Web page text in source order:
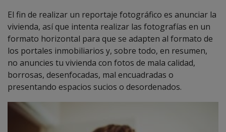
El fin de realizar un reportaje fotográfico es anunciar la
vivienda, así que intenta realizar las fotografías en un
formato horizontal para que se adapten al formato de
los portales inmobiliarios y, sobre todo, en resumen,
no anuncies tu vivienda con fotos de mala calidad,
borrosas, desenfocadas, mal encuadradas o
presentando espacios sucios o desordenados.